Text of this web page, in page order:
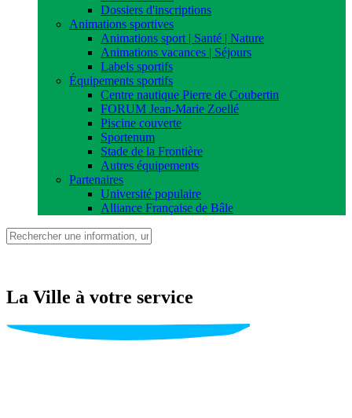
Dossiers d'inscriptions
Animations sportives
Animations sport | Santé | Nature
Animations vacances | Séjours
Labels sportifs
Équipements sportifs
Centre nautique Pierre de Coubertin
FORUM Jean-Marie Zoellé
Piscine couverte
Sportenum
Stade de la Frontière
Autres équipements
Partenaires
Université populaire
Alliance Française de Bâle
La Ville à votre service